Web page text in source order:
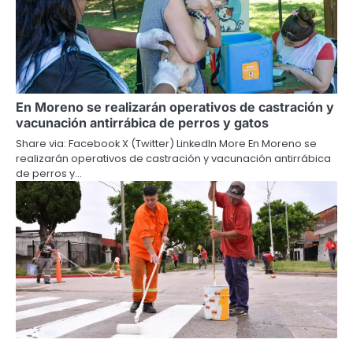
En Moreno se realizarán operativos de castración y
vacunación antirrábica de perros y gatos
Share via: Facebook X (Twitter) LinkedIn More En Moreno se
realizarán operativos de castración y vacunación antirrábica
de perros y…